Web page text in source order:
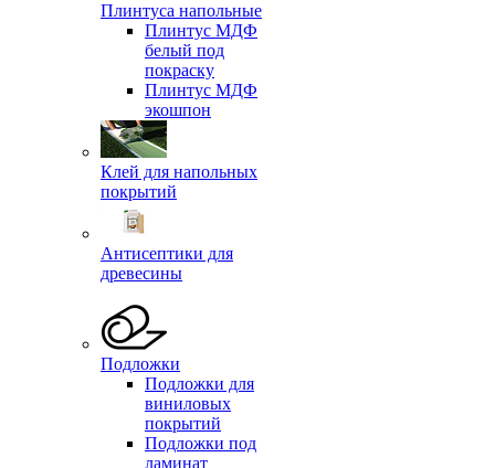
Плинтуса напольные
Плинтус МДФ
белый под
покраску
Плинтус МДФ
экошпон
Клей для напольных
покрытий
Антисептики для
древесины
Подложки
Подложки для
виниловых
покрытий
Подложки под
ламинат